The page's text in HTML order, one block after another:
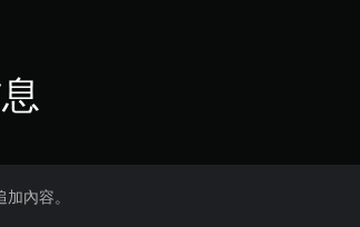
內容。